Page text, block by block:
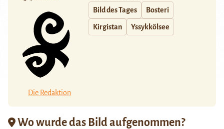
Die Redaktion
Bild des Tages Bosteri
Kirgistan Yssykkölsee
Wo wurde das Bild aufgenommen?